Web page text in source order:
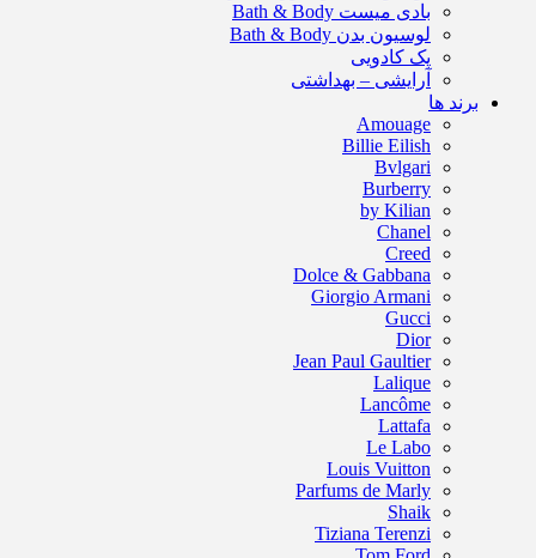
بادی میست Bath & Body
لوسیون بدن Bath & Body
پک کادویی
آرایشی – بهداشتی
برند ها
Amouage
Billie Eilish
Bvlgari
Burberry
by Kilian
Chanel
Creed
Dolce & Gabbana
Giorgio Armani
Gucci
Dior
Jean Paul Gaultier
Lalique
Lancôme
Lattafa
Le Labo
Louis Vuitton
Parfums de Marly
Shaik
Tiziana Terenzi